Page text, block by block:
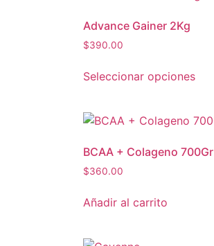
Advance Gainer 2Kg
$390.00
Seleccionar opciones
BCAA + Colageno 700Gr
$360.00
Añadir al carrito